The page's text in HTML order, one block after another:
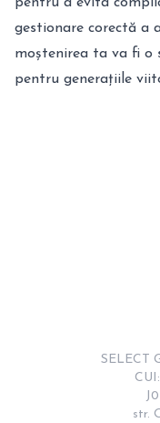
pentru a evita
gestionare corectă a
moștenirea ta va fi o
pentru generațiile
SELECT
str.